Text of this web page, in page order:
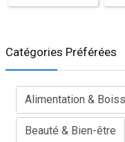
Catégories Préférées
Alimentation &
Beauté & Bien-être